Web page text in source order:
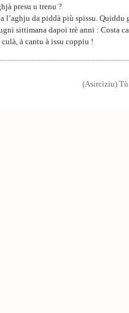
presu u trenu ?
l’aghju da piddà più spissu. Quiddu
sittimana dapoi trè anni : Costa
à cantu à issu coppiu !
(Asirciziu) Tù